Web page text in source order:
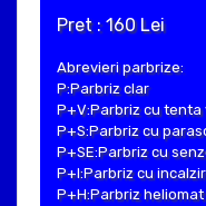
Pret : 160 Lei
Abrevieri parbrize:
P:Parbriz clar
P+V:Parbriz cu tenta
P+S:Parbriz cu
P+SE:Parbriz cu
P+I:Parbriz cu
P+H:Parbriz heliomat